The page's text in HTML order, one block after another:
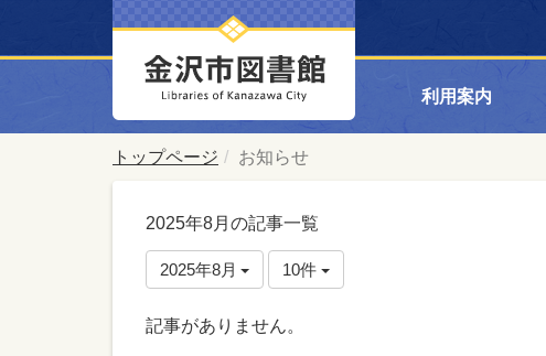
利用案内
トップページ お知らせ
2025年8月の記事一覧
2025年8月 10件
記事がありません。